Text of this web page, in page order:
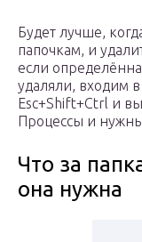
Будет лучше,
папочкам, и
если
удаляли, входим
Esc+Shift+Ctrl и
Процессы и
Что за
она нужна